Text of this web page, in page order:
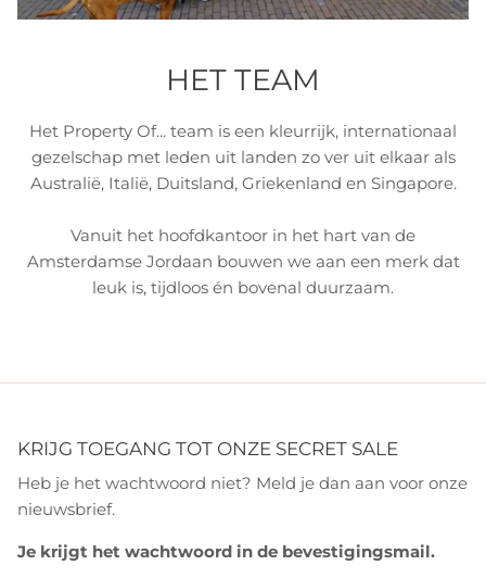
HET TEAM
Het Property Of... team is een kleurrijk, internationaal
gezelschap met leden uit landen zo ver uit elkaar als
Australië, Italië, Duitsland, Griekenland en Singapore.
Vanuit het hoofdkantoor in het hart van de
Amsterdamse Jordaan bouwen we aan een merk dat
leuk is, tijdloos én bovenal duurzaam.
KRIJG TOEGANG TOT ONZE SECRET SALE
Heb je het wachtwoord niet? Meld je dan aan voor onze
nieuwsbrief.
Je krijgt het wachtwoord in de bevestigingsmail.